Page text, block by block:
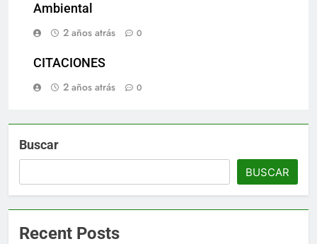
Ambiental
2 años atrás
0
CITACIONES
2 años atrás
0
Buscar
BUSCAR
Recent Posts